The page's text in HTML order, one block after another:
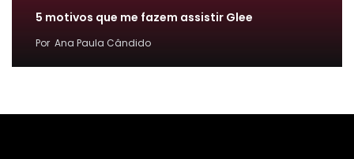
5 motivos que me fazem assistir Glee
Por Ana Paula Cândido